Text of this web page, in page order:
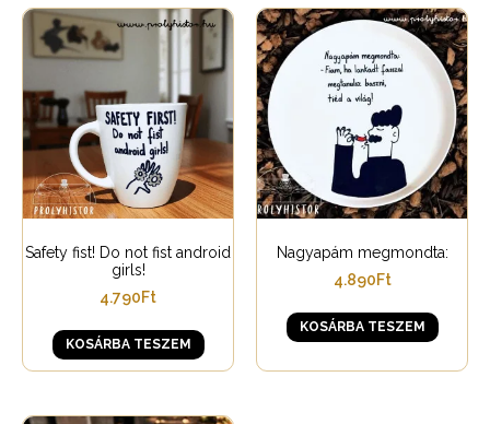
Safety fist! Do not fist android
girls!
4.790Ft
KOSÁRBA TESZEM
Nagyapám megmondta:
4.890Ft
KOSÁRBA TESZEM